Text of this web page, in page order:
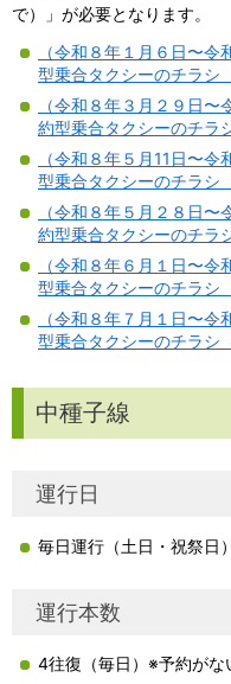
で）」が必要となります。
（令和８年１月６日〜
型乗合タクシーのチラシ
（令和８年３月２９日
約型乗合タクシーのチラ
（令和８年５月11日〜
型乗合タクシーのチラシ
（令和８年５月２８日
約型乗合タクシーのチラ
（令和８年６月１日〜
型乗合タクシーのチラシ
（令和８年７月１日〜
型乗合タクシーのチラシ
中種子線
運行日
毎日運行（土日・祝祭日）
運行本数
4往復（毎日）※予約がな